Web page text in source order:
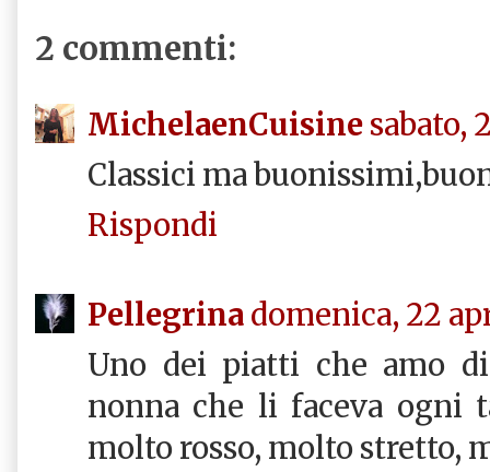
2 commenti:
MichelaenCuisine sabato,
Classici ma
Rispondi
Pellegrina domenica, 22
Uno dei piatti che amo
nonna che li faceva ogni
molto rosso, molto stretto,